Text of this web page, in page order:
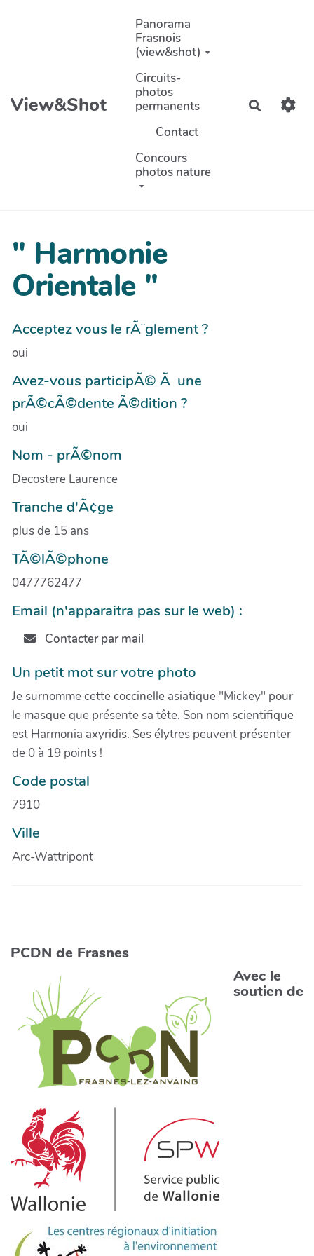
Aller au contenu principal
View&Shot
Panorama
Frasnois
(view&shot)
Circuits-
photos
permanents
Contact
Concours
photos nature
" Harmonie
Orientale "
Acceptez vous le rÃ¨glement ?
oui
Avez-vous participÃ© Ã une
prÃ©cÃ©dente Ã©dition ?
oui
Nom - prÃ©nom
Decostere Laurence
Tranche d'Ã¢ge
plus de 15 ans
TÃ©lÃ©phone
0477762477
Email (n'apparaitra pas sur le web) :
Contacter par mail
Un petit mot sur votre photo
Je surnomme cette coccinelle asiatique "Mickey" pour
le masque que présente sa tête. Son nom scientifique
est Harmonia axyridis. Ses élytres peuvent présenter
de 0 à 19 points !
Code postal
7910
Ville
Arc-Wattripont
PCDN de Frasnes
Avec le
soutien de